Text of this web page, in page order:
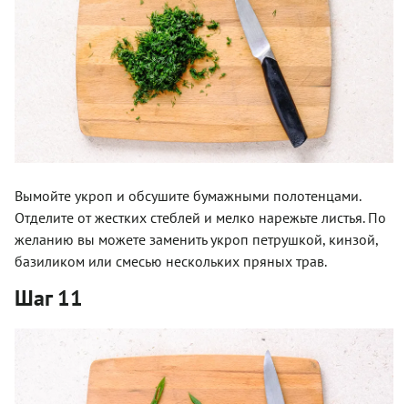
Вымойте укроп и обсушите бумажными полотенцами.
Отделите от жестких стеблей и мелко нарежьте листья. По
желанию вы можете заменить укроп петрушкой, кинзой,
базиликом или смесью нескольких пряных трав.
Шаг 11